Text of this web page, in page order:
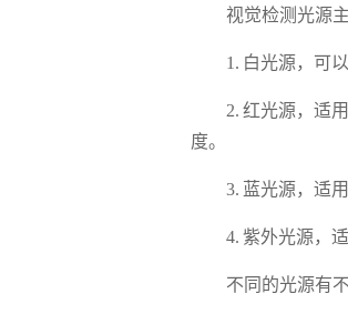
视觉检测光源主
1. 白光源，可以
2. 红光源，适用
度。
3. 蓝光源，适用
4. 紫外光源，适
不同的光源有不